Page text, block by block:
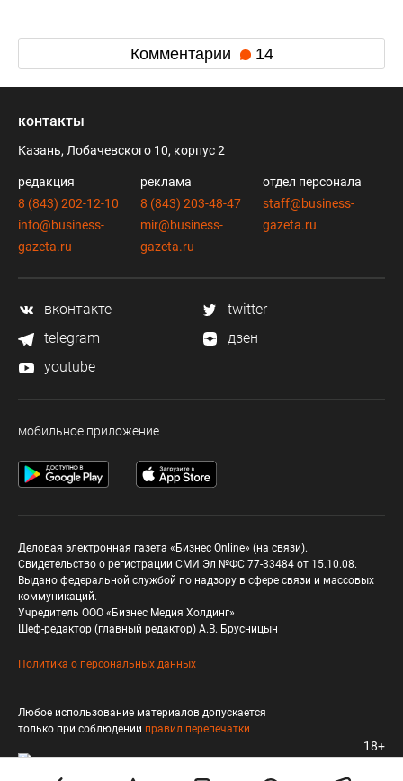
Комментарии 14
контакты
Казань, Лобачевского 10, корпус 2
редакция
8 (843) 202-12-10
info@business-
gazeta.ru
реклама
8 (843) 203-48-47
mir@business-
gazeta.ru
отдел персонала
staff@business-
gazeta.ru
вконтакте
twitter
telegram
дзен
youtube
мобильное приложение
Деловая электронная газета «Бизнес Online» (на связи).
Свидетельство о регистрации СМИ Эл №ФС 77-33484 от 15.10.08.
Выдано федеральной службой по надзору в сфере связи и массовых
коммуникаций.
Учредитель ООО «Бизнес Медия Холдинг»
Шеф-редактор (главный редактор) А.В. Брусницын
Политика о персональных данных
Любое использование материалов допускается
только при соблюдении правил перепечатки
18+